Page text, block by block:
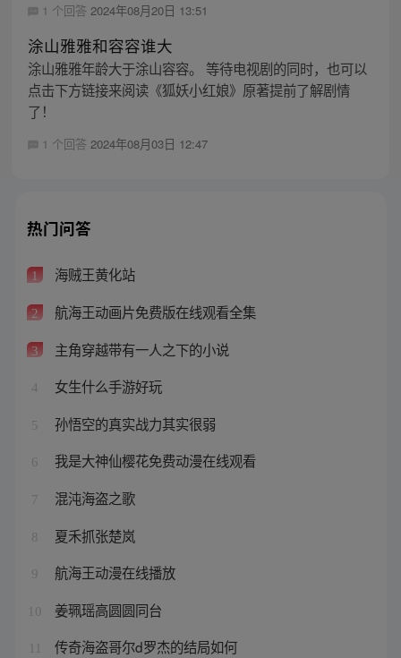
1 个回答 2024年08月20日 13:51
涂山雅雅和容容谁大
涂山雅雅年龄大于涂山容容。 等待电视剧的同时，也可以
点击下方链接来阅读《狐妖小红娘》原著提前了解剧情
了！
1 个回答 2024年08月03日 12:47
热门问答
1 海贼王黄化站
2 航海王动画片免费版在线观看全集
3 主角穿越带有一人之下的小说
4 女生什么手游好玩
5 孙悟空的真实战力其实很弱
6 我是大神仙樱花免费动漫在线观看
7 混沌海盗之歌
8 夏禾抓张楚岚
9 航海王动漫在线播放
10 姜珮瑶高圆圆同台
传奇海盗哥尔d罗杰的结局如何